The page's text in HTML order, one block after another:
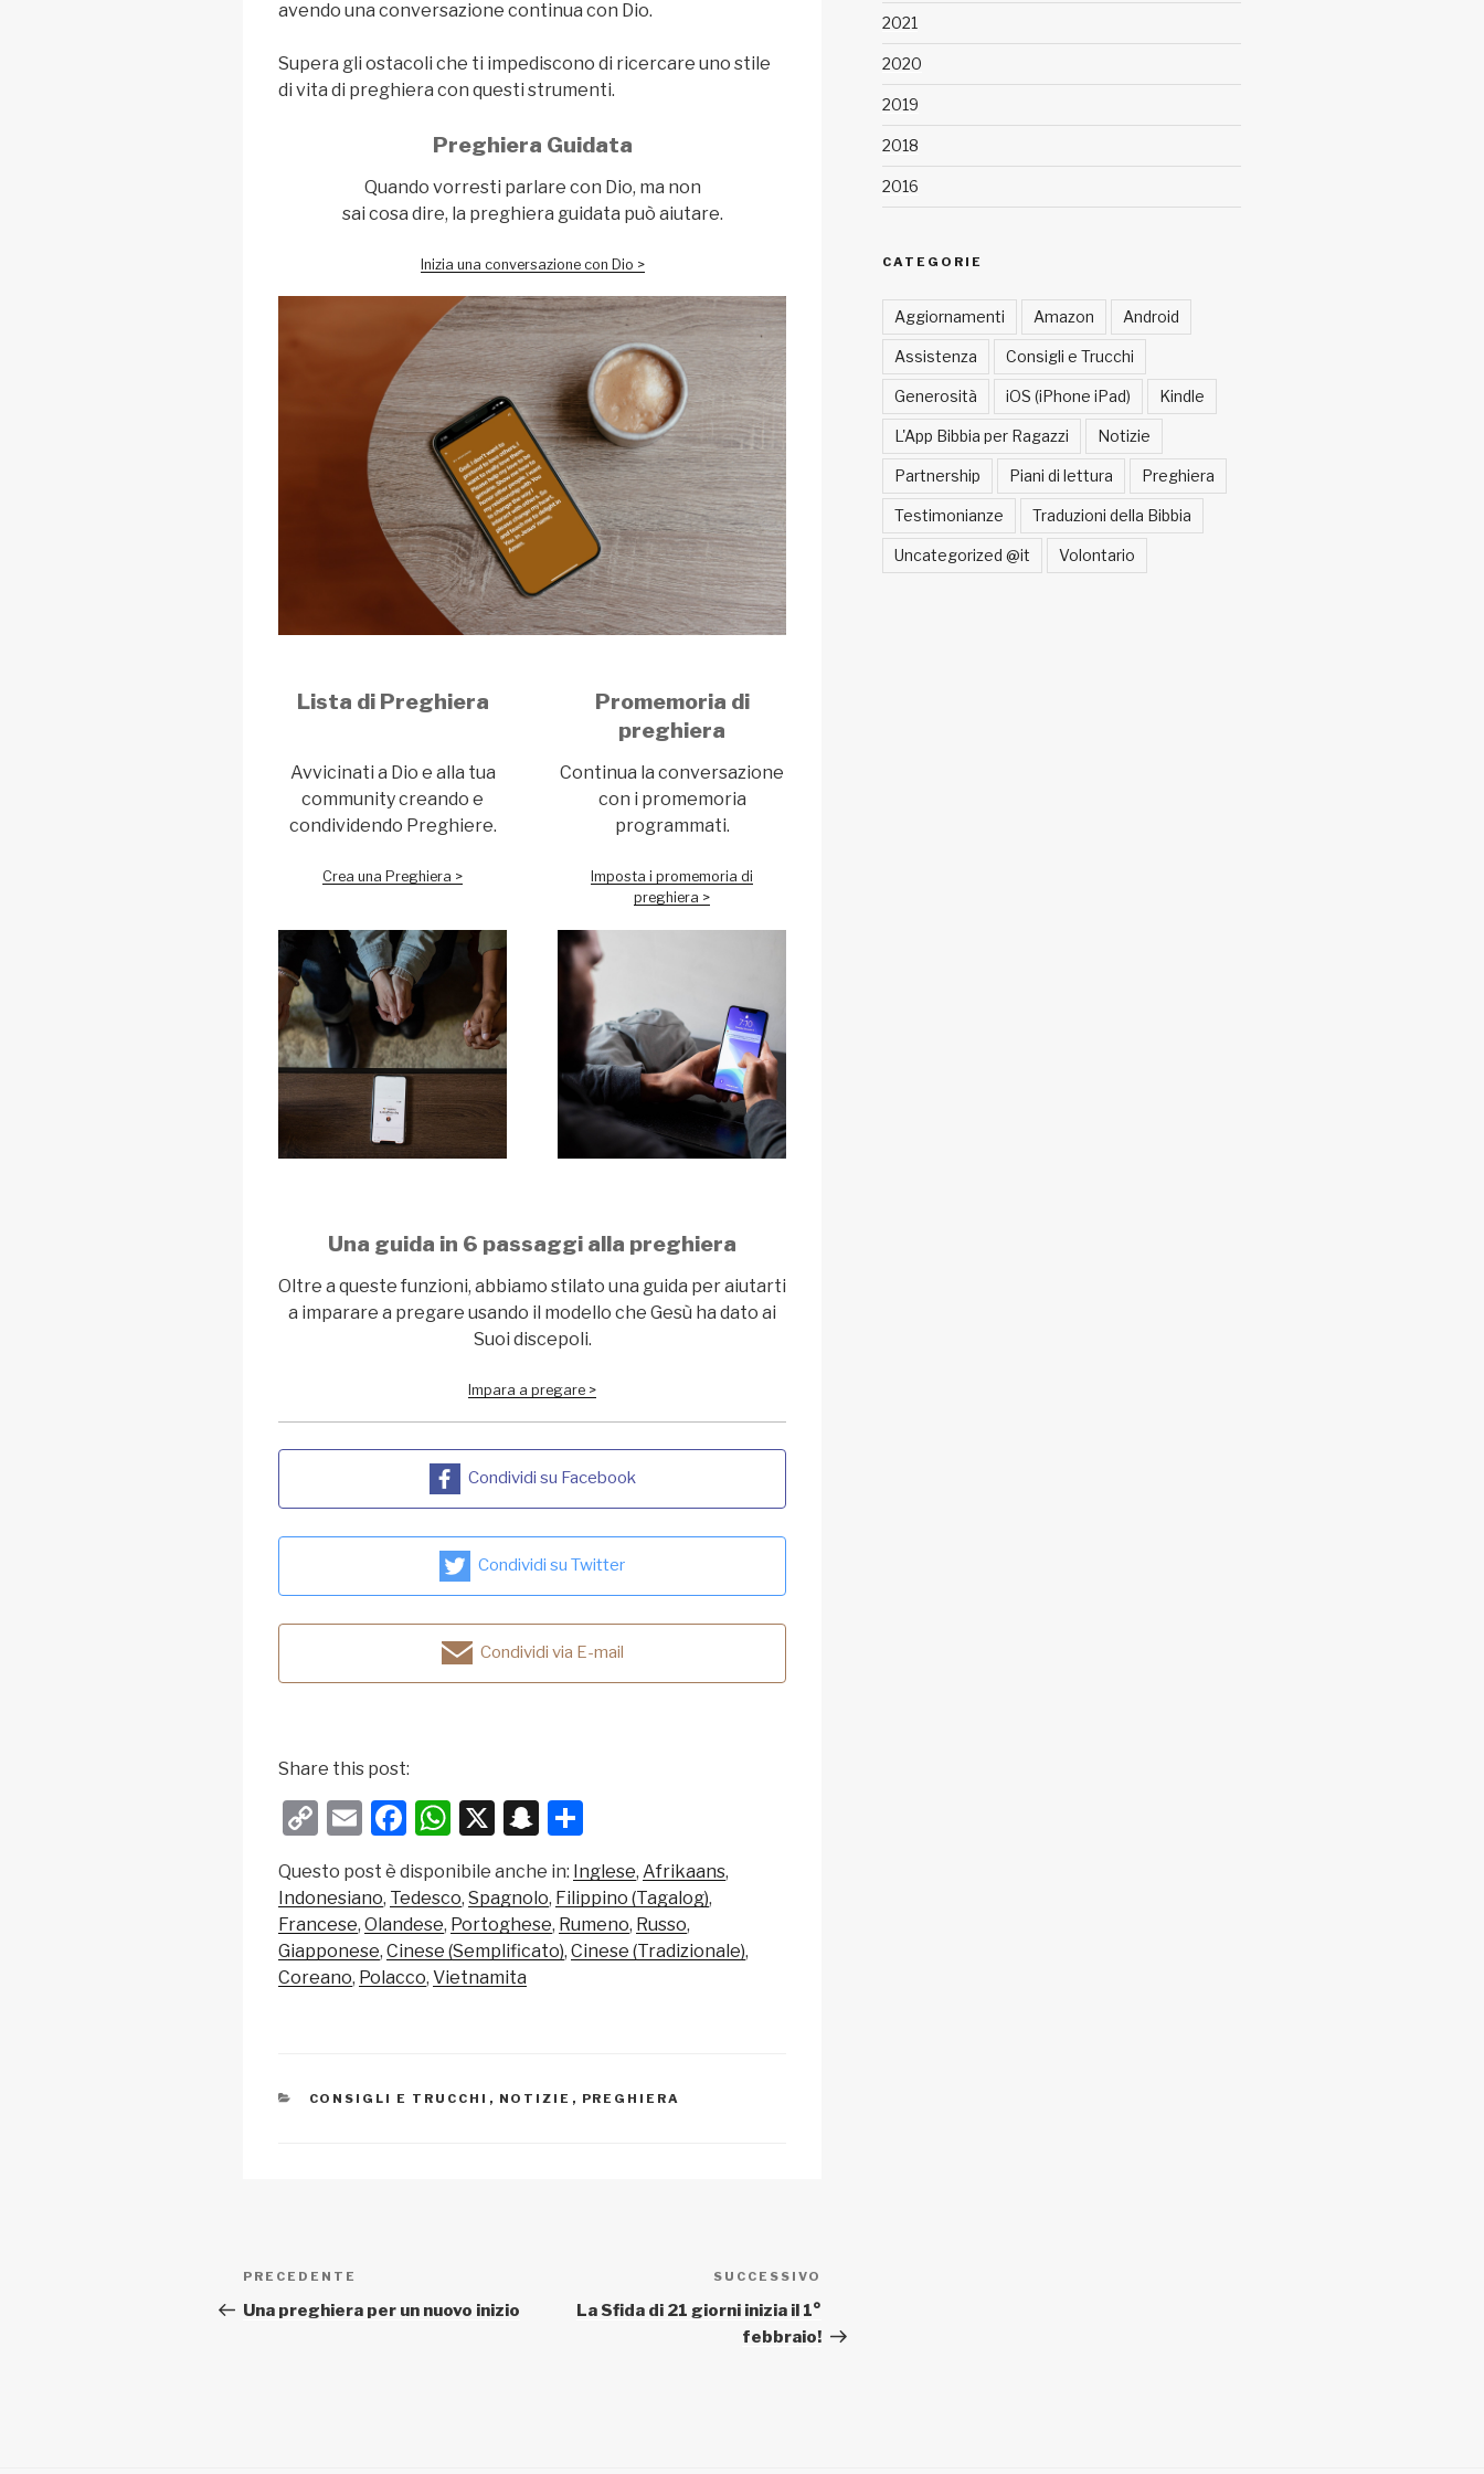
avendo una conversazione continua con Dio.
Supera gli ostacoli che ti impediscono di ricercare uno stile
di vita di preghiera con questi strumenti.
Preghiera Guidata
Quando vorresti parlare con Dio, ma non
sai cosa dire, la preghiera guidata può aiutare.
Inizia una conversazione con Dio >
Lista di Preghiera
Avvicinati a Dio e alla tua
community creando e
condividendo Preghiere.
Crea una Preghiera >
Promemoria di
preghiera
Continua la conversazione
con i promemoria
programmati.
Imposta i promemoria di
preghiera >
Una guida in 6 passaggi alla preghiera
Oltre a queste funzioni, abbiamo stilato una guida per aiutarti
a imparare a pregare usando il modello che Gesù ha dato ai
Suoi discepoli.
Impara a pregare >
Condividi su Facebook
Condividi su Twitter
Condividi via E-mail
Share this post:
C
o
p
y
Li
n
E
m
ail
F
a
c
e
b
o
W
h
at
s
A
p
X
S
n
a
p
c
o
n
di
vi
Questo post è disponibile anche in: Inglese Afrikaans
Indonesiano Tedesco Spagnolo Filippino (Tagalog)
Francese Olandese Portoghese Rumeno Russo
Giapponese Cinese (Semplificato) Cinese (Tradizionale)
Coreano Polacco Vietnamita
CATEGORIE
CONSIGLI E TRUCCHI , NOTIZIE , PREGHIERA
Navigazione
articoli
Articolo
precedente:
PRECEDENTE
Una preghiera per un nuovo inizio
SUCCESSIVO
La Sfida di 21 giorni inizia il 1°
febbraio!
2021
2020
2019
2018
2016
CATEGORIE
Aggiornamenti Amazon Android
Assistenza Consigli e Trucchi
Generosità iOS (iPhone iPad) Kindle
L'App Bibbia per Ragazzi Notizie
Partnership Piani di lettura Preghiera
Testimonianze Traduzioni della Bibbia
Uncategorized @it Volontario